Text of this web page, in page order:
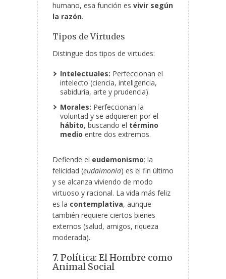
humano, esa función es vivir según
la razón.
Tipos de Virtudes
Distingue dos tipos de virtudes:
Intelectuales: Perfeccionan el
intelecto (ciencia, inteligencia,
sabiduría, arte y prudencia).
Morales: Perfeccionan la
voluntad y se adquieren por el
hábito, buscando el término
medio entre dos extremos.
Defiende el eudemonismo: la
felicidad (eudaimonía) es el fin último
y se alcanza viviendo de modo
virtuoso y racional. La vida más feliz
es la contemplativa, aunque
también requiere ciertos bienes
externos (salud, amigos, riqueza
moderada).
7. Política: El Hombre como
Animal Social